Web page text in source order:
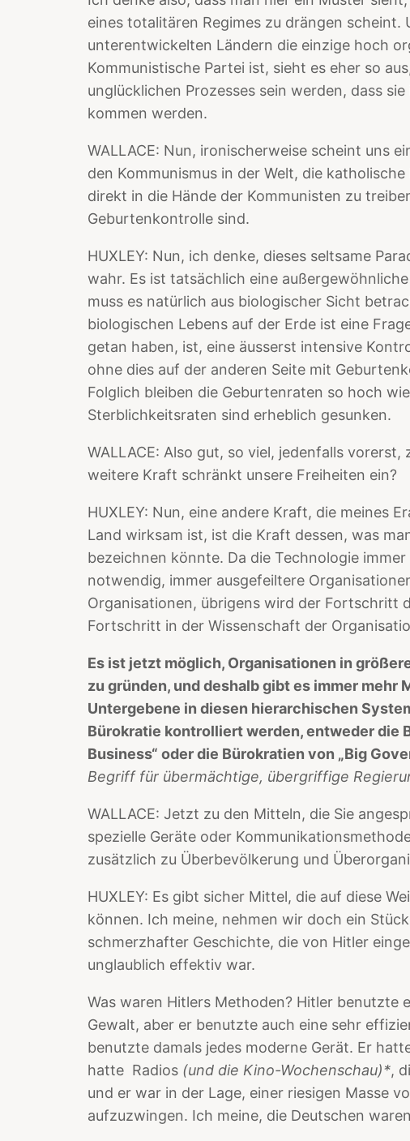
eines totalitären Regimes zu drängen scheint.
unterentwickelten Ländern die einzige hoch
Kommunistische Partei ist, sieht es eher so
unglücklichen Prozesses sein werden, dass
kommen werden.
WALLACE: Nun, ironischerweise scheint uns
den Kommunismus in der Welt, die
direkt in die Hände der Kommunisten zu
Geburtenkontrolle sind.
HUXLEY: Nun, ich denke, dieses seltsame
wahr. Es ist tatsächlich eine
muss es natürlich aus biologischer Sicht
biologischen Lebens auf der Erde ist eine
getan haben, ist, eine äusserst intensive
ohne dies auf der anderen Seite mit
Folglich bleiben die Geburtenraten so hoch
Sterblichkeitsraten sind erheblich gesunken.
WALLACE: Also gut, so viel, jedenfalls
weitere Kraft schränkt unsere Freiheiten ein?
HUXLEY: Nun, eine andere Kraft, die meines
Land wirksam ist, ist die Kraft dessen, was
bezeichnen könnte. Da die Technologie
notwendig, immer ausgefeiltere
Organisationen, übrigens wird der Fortschritt
Fortschritt in der Wissenschaft der
Es ist jetzt möglich, Organisationen in
zu gründen, und deshalb gibt es immer mehr
Untergebene in diesen hierarchischen
Bürokratie kontrolliert werden, entweder die
Business“ oder die Bürokratien von „Big
Begriff für übermächtige, übergriffige
WALLACE: Jetzt zu den Mitteln, die Sie
spezielle Geräte oder
zusätzlich zu Überbevölkerung und
HUXLEY: Es gibt sicher Mittel, die auf diese
können. Ich meine, nehmen wir doch ein
schmerzhafter Geschichte, die von Hitler
unglaublich effektiv war.
Was waren Hitlers Methoden? Hitler benutzte
Gewalt, aber er benutzte auch eine sehr
benutzte damals jedes moderne Gerät. Er
hatte Radios (und die Kino-Wochenschau)*,
und er war in der Lage, einer riesigen Masse
aufzuzwingen. Ich meine, die Deutschen